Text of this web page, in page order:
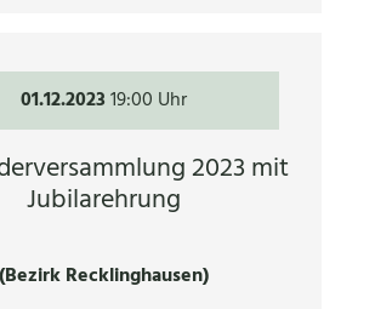
01.12.202319:00 Uhr
2023 mit
Jubilarehrung
(Bezirk Recklinghausen)